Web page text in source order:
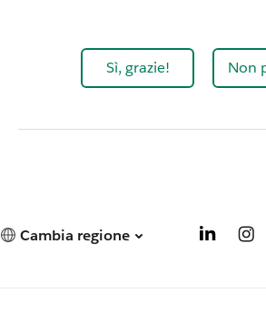
Sì, grazie! Non
Cambia regione